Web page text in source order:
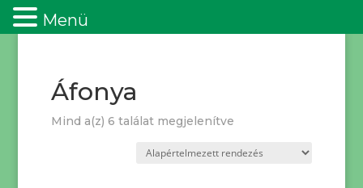
Áfonya
Mind a(z) 6 találat megjelenítve
Menü